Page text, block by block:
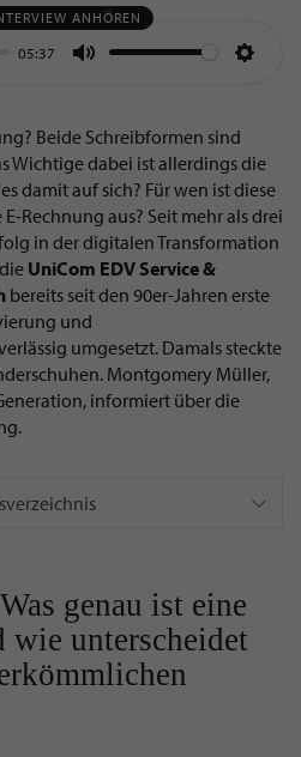
ANHÖREN
05:37
Beide Schreibformen sind
Wichtige dabei ist allerdings die
damit auf sich? Für wen ist diese
Rechnung aus? Seit mehr als drei
in der digitalen Transformation
UniCom EDV Service &
bereits seit den 90er-Jahren erste
und
umgesetzt. Damals steckte
Montgomery Müller,
informiert über die
genau ist eine
wie unterscheidet